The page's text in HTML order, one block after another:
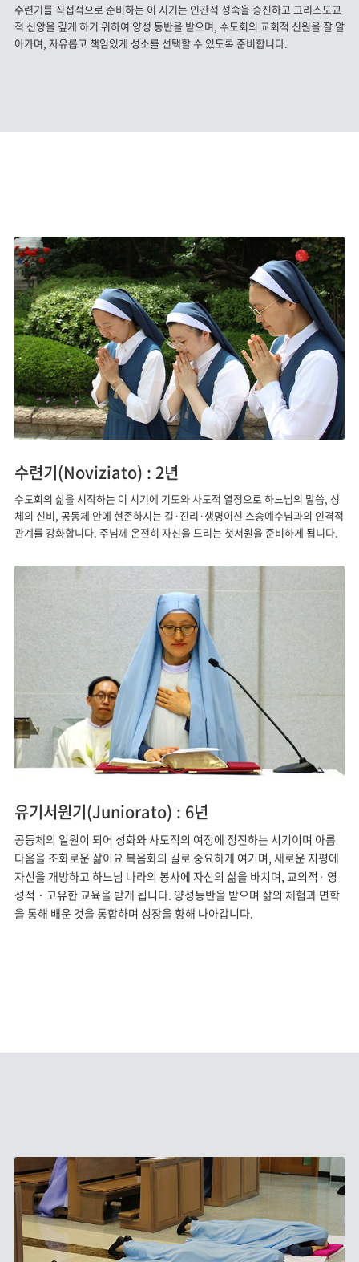
수련기를 직접적으로 준비하는 이 시기는 인간적 성숙을 증진하고 그리스도교
적 신앙을 깊게 하기 위하여 양성 동반을 받으며, 수도회의 교회적 신원을 잘 알
아가며, 자유롭고 책임있게 성소를 선택할 수 있도록 준비합니다.
수련기(Noviziato) : 2년
수도회의 삶을 시작하는 이 시기에 기도와 사도적 열정으로 하느님의 말씀, 성
체의 신비, 공동체 안에 현존하시는 길·진리·생명이신 스승예수님과의 인격적
관계를 강화합니다. 주님께 온전히 자신을 드리는 첫서원을 준비하게 됩니다.
유기서원기(Juniorato) : 6년
공동체의 일원이 되어 성화와 사도직의 여정에 정진하는 시기이며 아름
다움을 조화로운 삶이요 복음화의 길로 중요하게 여기며, 새로운 지평에
자신을 개방하고 하느님 나라의 봉사에 자신의 삶을 바치며, 교의적· 영
성적 · 고유한 교육을 받게 됩니다. 양성동반을 받으며 삶의 체험과 면학
을 통해 배운 것을 통합하며 성장을 향해 나아갑니다.